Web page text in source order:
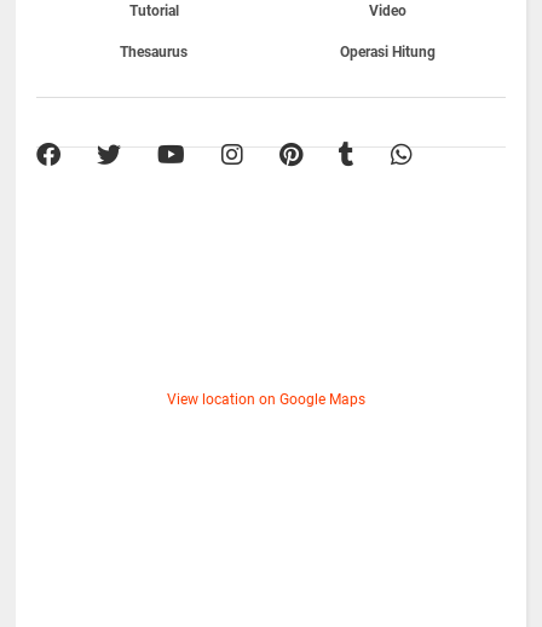
Tutorial Video
Thesaurus Operasi Hitung
View location on Google Maps